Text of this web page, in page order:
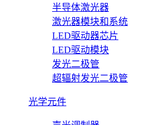
半导体激光器
激光器模块和系统
LED驱动器芯片
LED驱动模块
发光二极管
超辐射发光二极管
光学元件